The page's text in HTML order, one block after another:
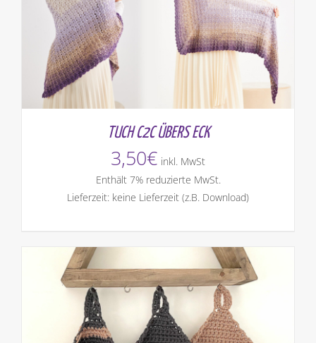
TUCH C2C ÜBERS ECK
3,50€ inkl. MwSt
Enthält 7% reduzierte MwSt.
Lieferzeit: keine Lieferzeit (z.B. Download)